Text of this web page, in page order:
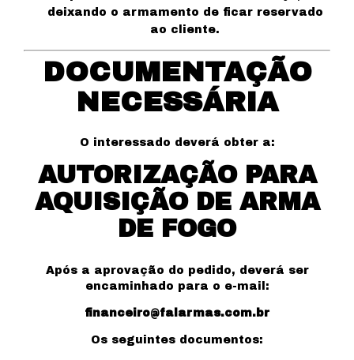
deixando o armamento de ficar reservado
ao cliente.
DOCUMENTAÇÃO
NECESSÁRIA
O interessado deverá obter a:
AUTORIZAÇÃO PARA
AQUISIÇÃO DE ARMA
DE FOGO
Após a aprovação do pedido, deverá ser
encaminhado para o e-mail:
financeiro@falarmas.com.br
Os seguintes documentos: